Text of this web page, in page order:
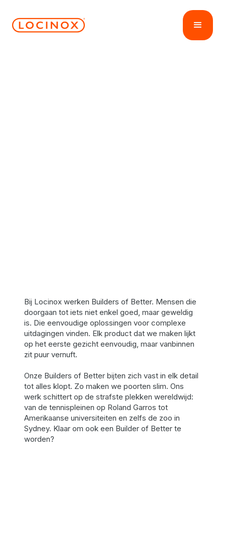
Bij Locinox werken Builders of Better. Mensen die
doorgaan tot iets niet enkel goed, maar geweldig
is. Die eenvoudige oplossingen voor complexe
uitdagingen vinden. Elk product dat we maken lijkt
op het eerste gezicht eenvoudig, maar vanbinnen
zit puur vernuft.
Onze Builders of Better bijten zich vast in elk detail
tot alles klopt. Zo maken we poorten slim. Ons
werk schittert op de strafste plekken wereldwijd:
van de tennispleinen op Roland Garros tot
Amerikaanse universiteiten en zelfs de zoo in
Sydney. Klaar om ook een Builder of Better te
worden?